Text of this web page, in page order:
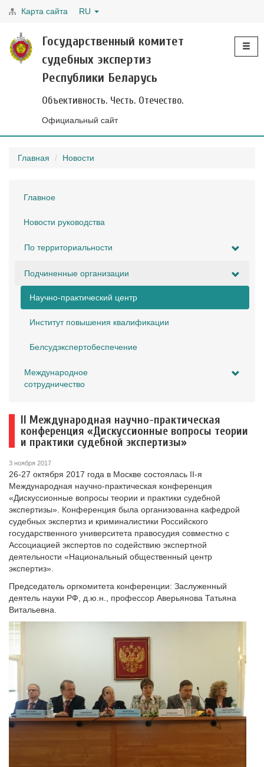
Карта сайта RU
Государственный комитет
судебных экспертиз
Республики Беларусь
Объективность. Честь. Отечество.
Официальный сайт
Главная Новости
Главное
Новости руководства
По территориальности
Подчиненные организации
Научно-практический центр
Институт повышения квалификации
Белсудэкспертобеспечение
Международное
сотрудничество
II Международная научно-практическая
конференция «Дискуссионные вопросы теории
и практики судебной экспертизы»
3 ноября 2017
26-27 октября 2017 года в Москве состоялась II-я
Международная научно-практическая конференция
«Дискуссионные вопросы теории и практики судебной
экспертизы». Конференция была организованна кафедрой
судебных экспертиз и криминалистики Российского
государственного университета правосудия совместно с
Ассоциацией экспертов по содействию экспертной
деятельности «Национальный общественный центр
экспертиз».
Председатель оргкомитета конференции: Заслуженный
деятель науки РФ, д.ю.н., профессор Аверьянова Татьяна
Витальевна.